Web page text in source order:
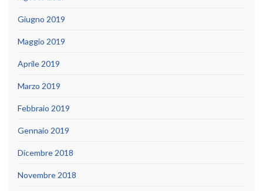
Giugno 2019
Maggio 2019
Aprile 2019
Marzo 2019
Febbraio 2019
Gennaio 2019
Dicembre 2018
Novembre 2018